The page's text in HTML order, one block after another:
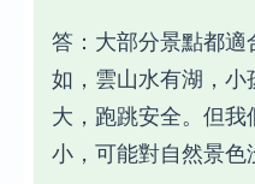
答：大部分景點都適
如，雲山水有湖，小
大，跑跳安全。但
小，可能對自然景色